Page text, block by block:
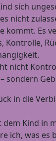
sich
nicht
kommt. Es
Kontrolle,
nicht
sondern
in die
Kind in
ich, was es